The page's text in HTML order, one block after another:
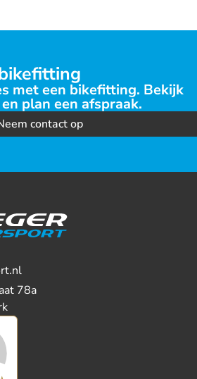
met een bikefitting. Bekijk
plan een afspraak.
contact op
78a